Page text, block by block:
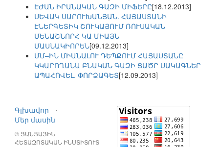
ԷԺԱՆ ԻՐԱՆԱԿԱՆ ԳԱԶԻ ՄԻՖԵՐԸ[18.12.2013]
ՍԵՎԱԿ ՍԱՐՈՒԽԱՆՅԱՆ. ՀԱՅԱՍՏԱՆԻ
ԷՆԵՐԳԵՏԻԿ ՇՈՒԿԱՅՈՒՄ ՌՈՒՍԱԿԱՆ
ՄԵՆԱՇՆՈՐՀ ԿԱ ՄԻԱՅՆ
ՄԱՍՆԱԿԻՈՐԵՆ[09.12.2013]
ՄՄ–ԻՆ ՄԻԱՆԱԼՈՒ ԴԵՊՔՈՒՄ ՀԱՅԱՍՏԱՆԸ
ԿԿԱՐՈՂԱՆԱ ԲՆԱԿԱՆ ԳԱԶԻ ՑԱԾՐ ՍԱԿԱԳՆԵՐ
ԱՊԱՀՈՎԵԼ. ՓՈՐՁԱԳԵՏ[12.09.2013]
Գլխավոր
⋅
Մեր մասին
© ՑԱՆՑԱՅԻՆ
ՀԵՏԱԶՈՏԱԿԱՆ ԻՆՍՏԻՏՈՒՏ